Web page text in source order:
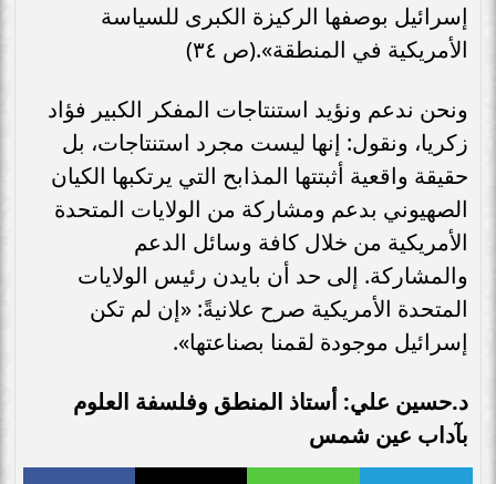
إسرائيل بوصفها الركيزة الكبرى للسياسة
الأمريكية في المنطقة».(ص ٣٤)
ونحن ندعم ونؤيد استنتاجات المفكر الكبير فؤاد
زكريا، ونقول: إنها ليست مجرد استنتاجات، بل
حقيقة واقعية أثبتتها المذابح التي يرتكبها الكيان
الصهيوني بدعم ومشاركة من الولايات المتحدة
الأمريكية من خلال كافة وسائل الدعم
والمشاركة. إلى حد أن بايدن رئيس الولايات
المتحدة الأمريكية صرح علانيةً: «إن لم تكن
إسرائيل موجودة لقمنا بصناعتها».
د.حسين علي: أستاذ المنطق وفلسفة العلوم
بآداب عين شمس